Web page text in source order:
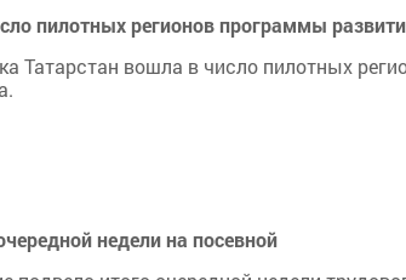
пилотных регионов программы
Татарстан вошла в число пилотных
недели на посевной